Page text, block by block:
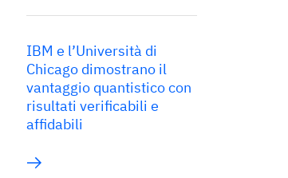
IBM e l’Università di
Chicago dimostrano il
vantaggio quantistico con
risultati verificabili e
affidabili